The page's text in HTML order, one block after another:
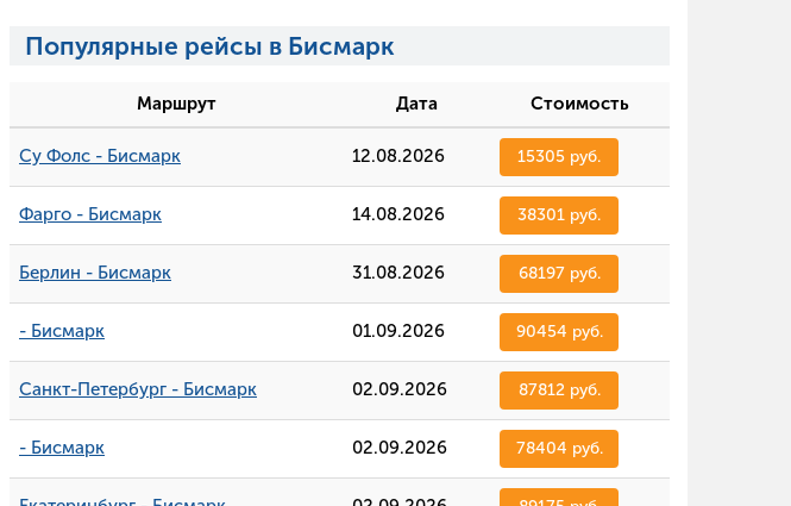
Популярные рейсы в Бисмарк
Маршрут Дата Стоимость
Су Фолс - Бисмарк 12.08.2026 15305 руб.
Фарго - Бисмарк 14.08.2026 38301 руб.
Берлин - Бисмарк 31.08.2026 68197 руб.
- Бисмарк 01.09.2026 90454 руб.
Санкт-Петербург - Бисмарк 02.09.2026 87812 руб.
- Бисмарк 02.09.2026 78404 руб.